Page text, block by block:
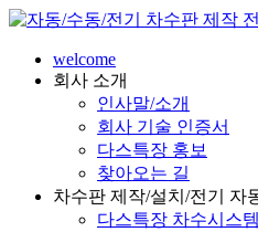
welcome
회사 소개
인사말/소개
회사 기술 인증서
다스특장 홍보
찾아오는 길
차수판 제작/설치/전기 자
다스특장 차수시스